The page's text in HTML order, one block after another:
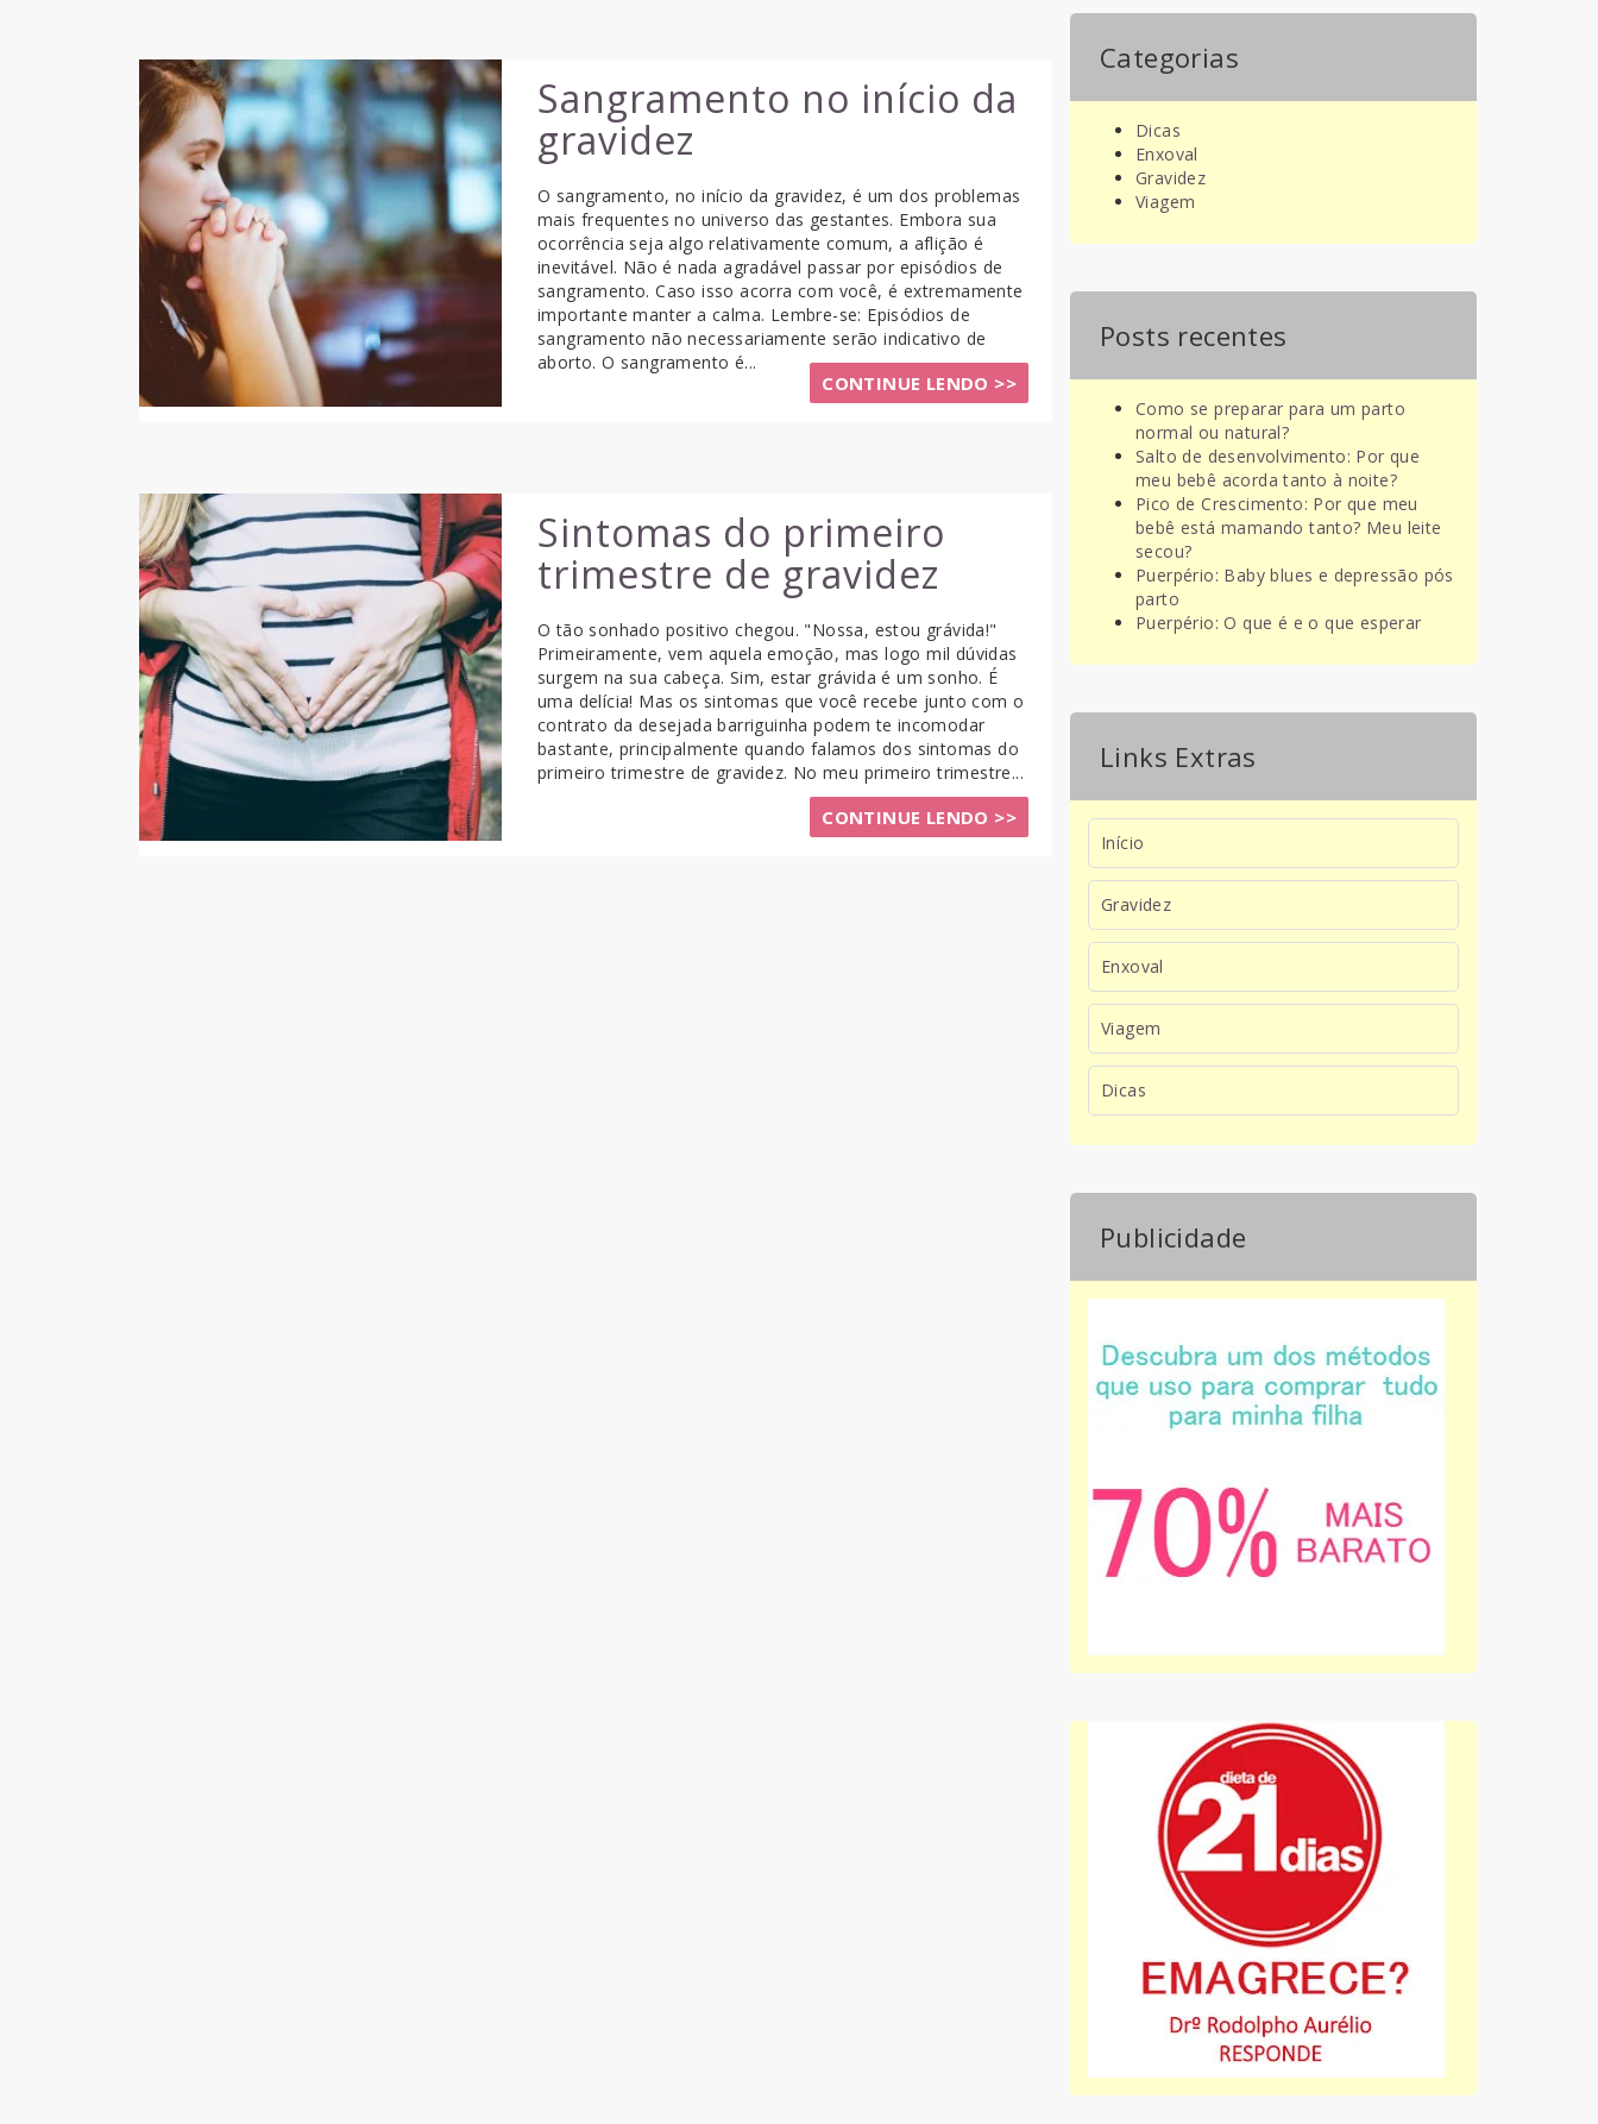
Sangramento no início da
gravidez
O sangramento, no início da gravidez, é um dos problemas
mais frequentes no universo das gestantes. Embora sua
ocorrência seja algo relativamente comum, a aflição é
inevitável. Não é nada agradável passar por episódios de
sangramento. Caso isso acorra com você, é extremamente
importante manter a calma. Lembre-se: Episódios de
sangramento não necessariamente serão indicativo de
aborto. O sangramento é...
CONTINUE LENDO >>
Sintomas do primeiro
trimestre de gravidez
O tão sonhado positivo chegou. "Nossa, estou grávida!"
Primeiramente, vem aquela emoção, mas logo mil dúvidas
surgem na sua cabeça. Sim, estar grávida é um sonho. É
uma delícia! Mas os sintomas que você recebe junto com o
contrato da desejada barriguinha podem te incomodar
bastante, principalmente quando falamos dos sintomas do
primeiro trimestre de gravidez. No meu primeiro trimestre...
CONTINUE LENDO >>
Categorias
Dicas
Enxoval
Gravidez
Viagem
Posts recentes
Como se preparar para um parto
normal ou natural?
Salto de desenvolvimento: Por que
meu bebê acorda tanto à noite?
Pico de Crescimento: Por que meu
bebê está mamando tanto? Meu leite
secou?
Puerpério: Baby blues e depressão pós
parto
Puerpério: O que é e o que esperar
Links Extras
Início
Gravidez
Enxoval
Viagem
Dicas
Publicidade